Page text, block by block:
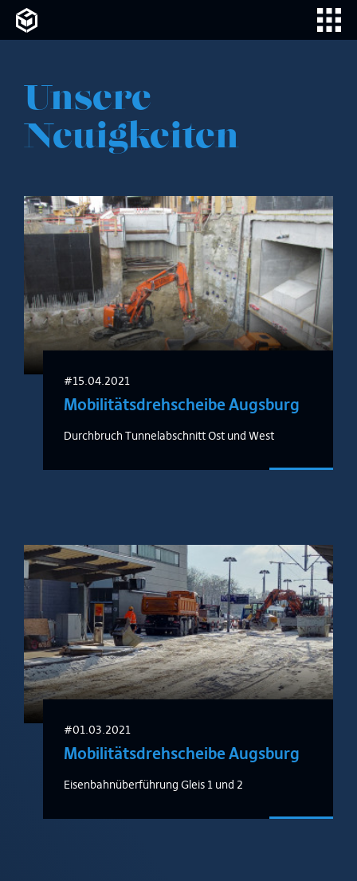
Unsere
Neuigkeiten
#15.04.2021
Mobilitätsdrehscheibe Augsburg
Durchbruch Tunnelabschnitt Ost und West
#01.03.2021
Mobilitätsdrehscheibe Augsburg
Eisenbahnüberführung Gleis 1 und 2